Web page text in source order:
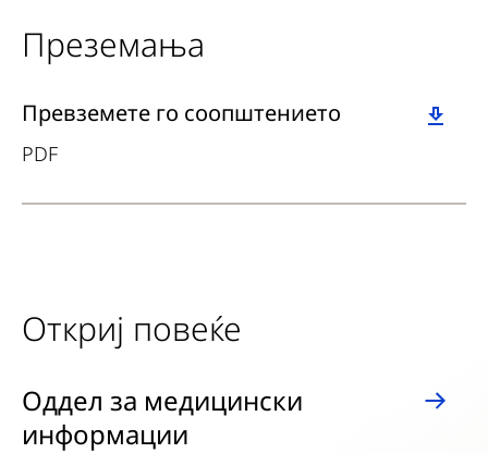
Преземања
Download
Превземете го соопштението
PDF
Откриј повеќе
Оддел за медицински
информации